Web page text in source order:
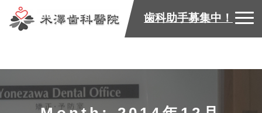
歯科助手募集中！